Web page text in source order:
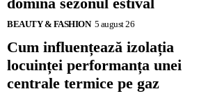
BEAUTY & FASHION 5 august 26
Cum influențează izolația
locuinței performanța unei
centrale termice pe gaz